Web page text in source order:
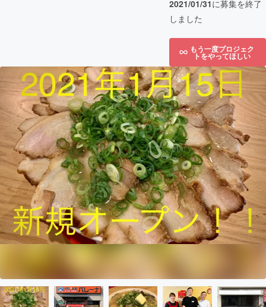
2021/01/31に募集を終了
しました
もう一度プロジェク
トをやってほしい